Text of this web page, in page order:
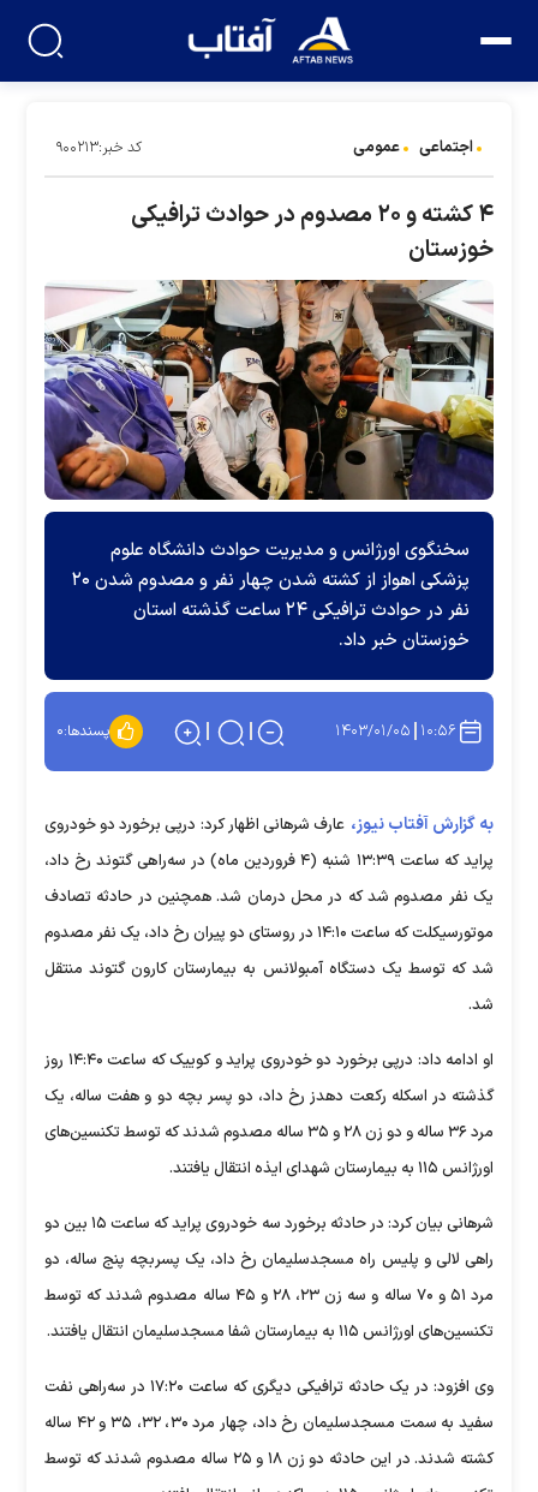
اجتماعی عمومی کد خبر:۹۰۰۲۱۳
۴ کشته و ۲۰ مصدوم در حوادث ترافیکی
خوزستان
سخنگوی اورژانس و مدیریت حوادث دانشگاه علوم
پزشکی اهواز از کشته شدن چهار نفر و مصدوم شدن ۲۰
نفر در حوادث ترافیکی ۲۴ ساعت گذشته استان
خوزستان خبر داد.
۱۰:۵۶ ۱۴۰۳/۰۱/۰۵ پسندها:۰
به گزارش آفتاب نیوز، عارف شرهانی اظهار کرد: درپی برخورد دو خودروی
پراید که ساعت ۱۳:۳۹ شنبه (۴ فروردین‌ ماه) در سه‌راهی گتوند رخ داد،
یک نفر مصدوم شد که در محل درمان شد. همچنین در حادثه تصادف
موتورسیکلت که ساعت ۱۴:۱۰ در روستای دو پیران رخ داد، یک نفر مصدوم
شد که توسط یک دستگاه آمبولانس به بیمارستان کارون گتوند منتقل
شد.
او ادامه داد: درپی برخورد دو خودروی پراید و کوییک که ساعت ۱۴:۴۰ روز
گذشته در اسکله رکعت دهدز رخ داد، دو پسر بچه دو و هفت ساله، یک‌
مرد ۳۶ ساله و دو زن ۲۸ و ۳۵ ساله مصدوم شدند که توسط تکنسین‌های
اورژانس ۱۱۵ به بیمارستان شهدای ایذه انتقال یافتند.
شرهانی بیان کرد: در حادثه برخورد سه خودروی پراید که ساعت ۱۵ بین دو
راهی لالی و پلیس راه مسجدسلیمان رخ داد، یک پسربچه پنج ساله، دو
مرد ۵۱ و ۷۰ ساله و سه زن ۲۳، ۲۸ و ۴۵ ساله مصدوم شدند که توسط
تکنسین‌های اورژانس ۱۱۵ به بیمارستان شفا مسجدسلیمان انتقال یافتند.
وی افزود: در یک حادثه ترافیکی دیگری که ساعت ۱۷:۲۰ در سه‌راهی نفت
سفید به سمت مسجدسلیمان رخ داد، چهار مرد ۳۰، ۳۲، ۳۵ و ۴۲ ساله
کشته شدند. در این حادثه دو زن ۱۸ و ۲۵ ساله مصدوم شدند که توسط